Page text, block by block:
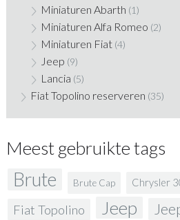
Miniaturen Abarth (1)
Miniaturen Alfa Romeo (2)
Miniaturen Fiat (4)
Jeep (9)
Lancia (5)
Fiat Topolino reserveren (35)
Meest gebruikte tags
Brute Brute Cap Chrysler
Fiat Topolino Jeep